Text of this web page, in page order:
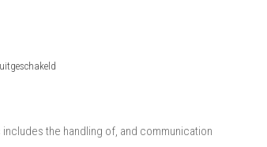
Desk
the handling of, and communication